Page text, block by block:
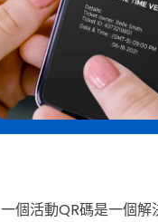
一個活動QR碼是一個解